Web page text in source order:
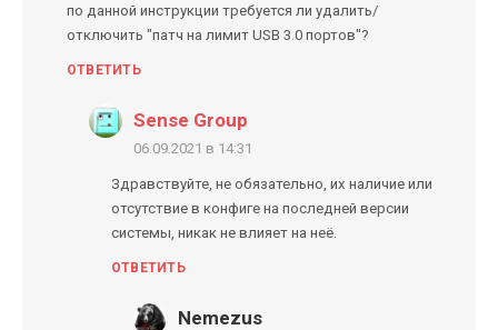
по данной инструкции требуется ли удалить/
отключить "патч на лимит USB 3.0 портов"?
ОТВЕТИТЬ
Sense Group
06.09.2021 в 14:31
Здравствуйте, не обязательно, их наличие или
отсутствие в конфиге на последней версии
системы, никак не влияет на неё.
ОТВЕТИТЬ
Nemezus